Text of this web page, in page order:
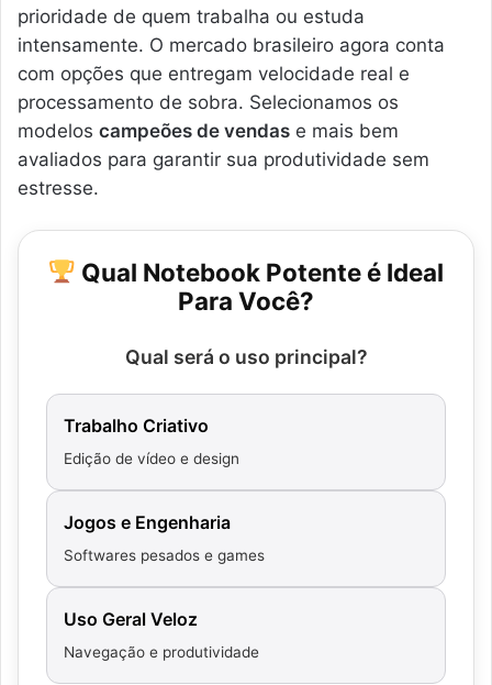
prioridade de quem trabalha ou estuda
intensamente. O mercado brasileiro agora conta
com opções que entregam velocidade real e
processamento de sobra. Selecionamos os
modelos campeões de vendas e mais bem
avaliados para garantir sua produtividade sem
estresse.
Qual Notebook Potente é Ideal
Para Você?
Qual será o uso principal?
Trabalho Criativo
Edição de vídeo e design
Jogos e Engenharia
Softwares pesados e games
Uso Geral Veloz
Navegação e produtividade